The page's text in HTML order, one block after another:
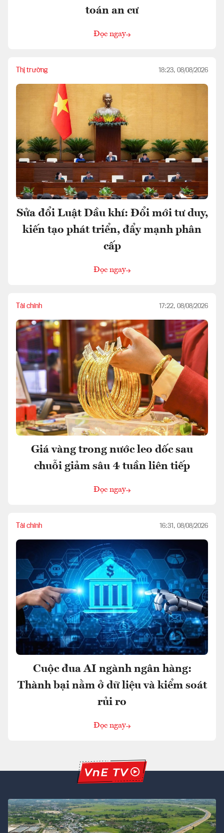
toán an cư
Đọc ngay
Thị trường 18:23, 08/08/2026
Sửa đổi Luật Dầu khí: Đổi mới tư duy,
kiến tạo phát triển, đẩy mạnh phân
cấp
Đọc ngay
Tài chính 17:22, 08/08/2026
Giá vàng trong nước leo dốc sau
chuỗi giảm sâu 4 tuần liên tiếp
Đọc ngay
Tài chính 16:31, 08/08/2026
Cuộc đua AI ngành ngân hàng:
Thành bại nằm ở dữ liệu và kiểm soát
rủi ro
Đọc ngay